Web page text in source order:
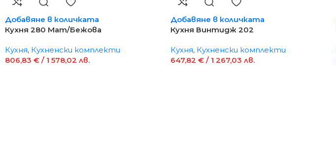
Добавяне в количката
Кухня 280 Мат/Бежова
Кухня, Кухненски комплекти
806,83 € / 1 578,02 лв.
Добавяне в количката
Кухня Винтидж 202
Кухня, Кухненски комплекти
647,82 € / 1 267,03 лв.